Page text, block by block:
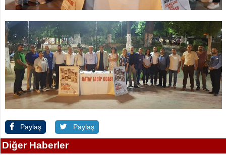
Paylaş Paylaş
Diğer Haberler